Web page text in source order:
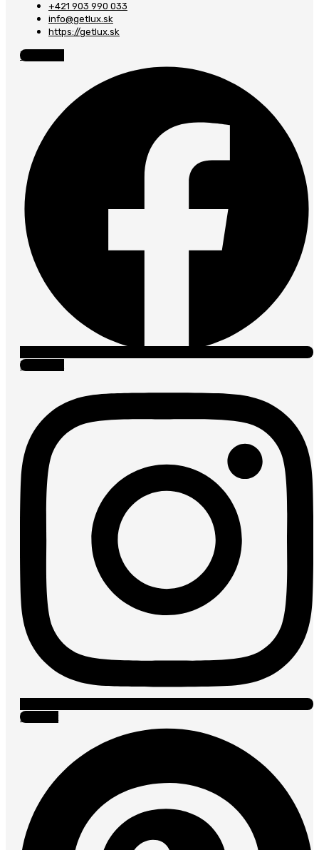
+421 903 990 033
info@getlux.sk
https://getlux.sk
Facebook
Instagram
Pinterest